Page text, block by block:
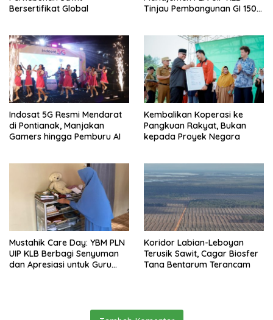
Bersertifikat Global
Tinjau Pembangunan GI 150
Indosat 5G Resmi Mendarat
di Pontianak, Manjakan
Gamers hingga Pemburu AI
Kembalikan Koperasi ke
Pangkuan Rakyat, Bukan
kepada Proyek Negara
Mustahik Care Day: YBM PLN
UIP KLB Berbagi Senyuman
dan Apresiasi untuk Guru
Koridor Labian-Leboyan
Terusik Sawit, Cagar Biosfer
Tana Bentarum Terancam